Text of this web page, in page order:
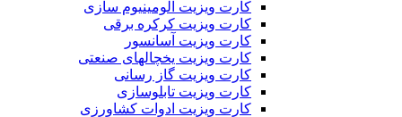
کارت ویزیت آلومینیوم سازی
کارت ویزیت کرکره برقی
کارت ویزیت آسانسور
کارت ویزیت یخچالهای صنعتی
کارت ویزیت گاز رسانی
کارت ویزیت تابلوسازی
کارت ویزیت ادوات کشاورزی